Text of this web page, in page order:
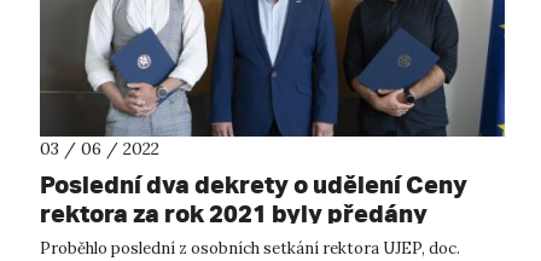
03 / 06 / 2022
Poslední dva dekrety o udělení Ceny
rektora za rok 2021 byly předány
Proběhlo poslední z osobních setkání rektora UJEP, doc.